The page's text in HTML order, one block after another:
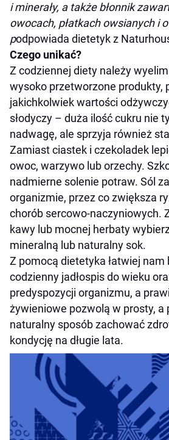
i minerały, a także błonnik
owocach, płatkach owsianych i
podpowiada dietetyk z
Czego unikać?
Z codziennej diety należy
wysoko przetworzone produkty,
jakichkolwiek wartości
słodyczy – duża ilość cukru nie
nadwagę, ale sprzyja również
Zamiast ciastek i czekoladek
owoc, warzywo lub orzechy.
nadmierne solenie potraw. Sól
organizmie, przez co zwiększa
chorób sercowo-naczyniowych.
kawy lub mocnej herbaty
mineralną lub naturalny sok.
Z pomocą dietetyka łatwiej
codzienny jadłospis do wieku
predyspozycji organizmu, a
żywieniowe pozwolą w prosty, a
naturalny sposób zachować
kondycję na długie lata.